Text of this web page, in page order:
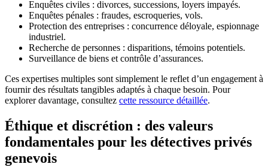
Enquêtes civiles : divorces, successions, loyers impayés.
Enquêtes pénales : fraudes, escroqueries, vols.
Protection des entreprises : concurrence déloyale, espionnage
industriel.
Recherche de personnes : disparitions, témoins potentiels.
Surveillance de biens et contrôle d’assurances.
Ces expertises multiples sont simplement le reflet d’un engagement à
fournir des résultats tangibles adaptés à chaque besoin. Pour
explorer davantage, consultez cette ressource détaillée.
Éthique et discrétion : des valeurs
fondamentales pour les détectives privés
genevois